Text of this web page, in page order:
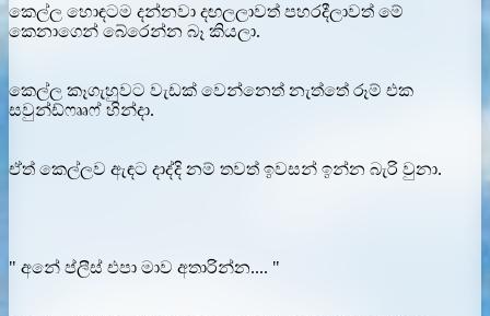
කෙල්ල හොඳටම දන්නවා දඟලලාවත් පහරදීලාවත් මේ
කෙනාගෙන් බේරෙන්න බෑ කියලා.
කෙල්ල කෑගැහුවට වැඩක් වෙන්නෙත් නැත්තේ රූම් එක
සවුන්ඩ්ෆෲෆ් හින්දා.
ඒත් කෙල්ලව ඇඳට දාද්දි නම් තවත් ඉවසන් ඉන්න බැරි වුනා.
" අනේ ප්ලීස් එපා මාව අතාරින්න.... "